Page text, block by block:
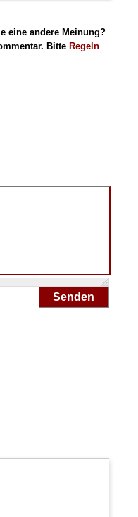
eine andere Meinung?
Bitte Regeln
Senden